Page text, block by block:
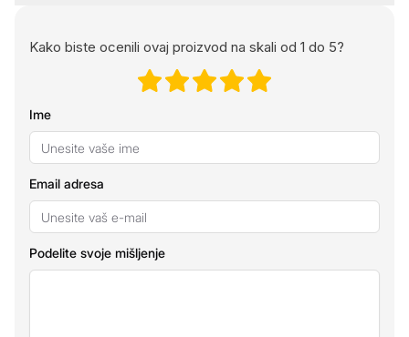
Kako biste ocenili ovaj proizvod na skali od 1 do 5?
Ime
Email adresa
Podelite svoje mišljenje